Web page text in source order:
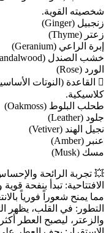
شخصيته القوية.
زنجبيل (Ginger)
زعتر (Thyme)
إبرة الراعي (Geranium)
خشب الصندل (Sandalwood)
الورد (Rose)
🫆 القاعدة (النوتات
كلاسيكية.
طحلب البلوط (Oakmoss)
جلود (Leather)
نجيل الهند (Vetiver)
عنبر (Amber)
مسك (Musk)
💥 تجربة الرائحة
الافتتاحية: تبدأ بنفحة
مما يمنح شعوراً فورياً
التطور: في القلب، يظهر
والزعتر، ليصبح العطر